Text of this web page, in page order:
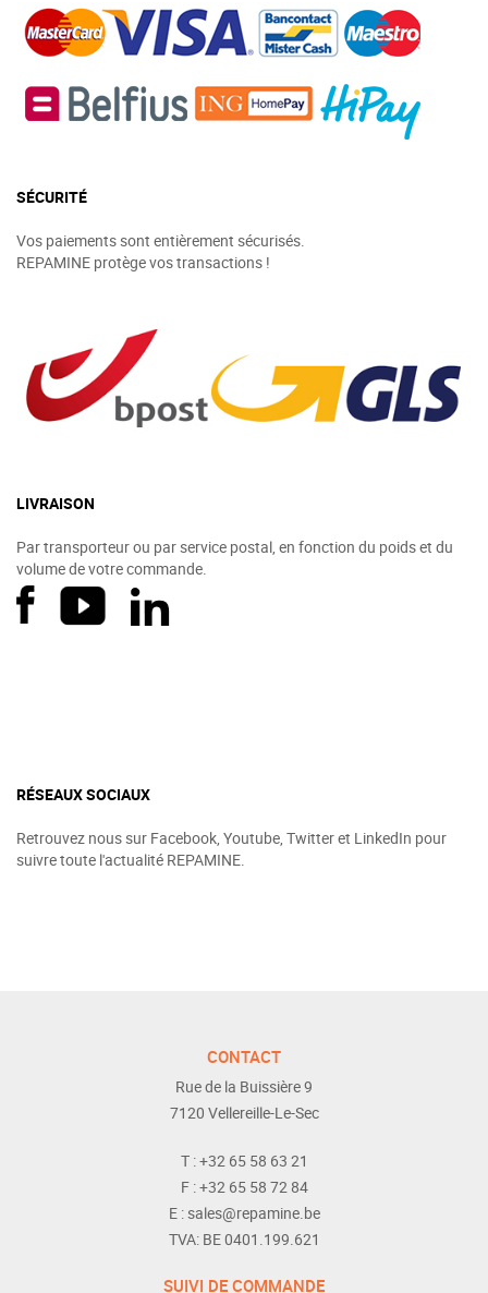
SÉCURITÉ
Vos paiements sont entièrement sécurisés.
REPAMINE protège vos transactions !
LIVRAISON
Par transporteur ou par service postal, en fonction du poids et du
volume de votre commande.
RÉSEAUX SOCIAUX
Retrouvez nous sur Facebook, Youtube, Twitter et LinkedIn pour
suivre toute l'actualité REPAMINE.
CONTACT
Rue de la Buissière 9
7120 Vellereille-Le-Sec
T :+32 65 58 63 21
F :+32 65 58 72 84
E :sales@repamine.be
TVA: BE 0401.199.621
SUIVI DE COMMANDE